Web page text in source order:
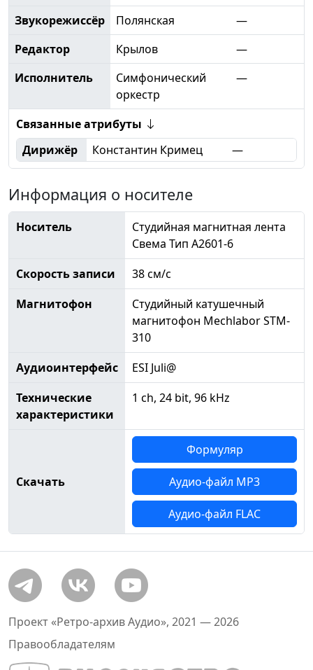
Звукорежиссёр Полянская
—
Редактор
Крылов
—
Исполнитель
Симфонический
оркестр
—
Связанные атрибуты
Дирижёр
Константин Кримец —
Информация о носителе
Носитель
Студийная магнитная лента
Свема Тип А2601-6
Скорость записи
38 см/с
Магнитофон
Студийный катушечный
магнитофон Mechlabor STM-
310
Аудиоинтерфейс
ESI Juli@
Технические
характеристики
1 ch, 24 bit, 96 kHz
Скачать
Формуляр
Аудио-файл MP3
Аудио-файл FLAC
Проект «Ретро-архив Аудио», 2021 — 2026
Правообладателям